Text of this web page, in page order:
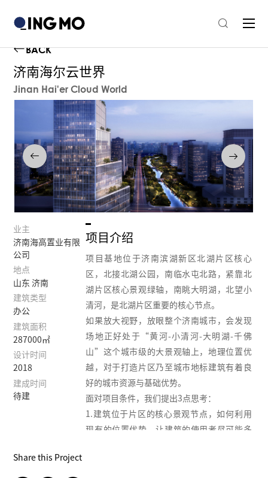
BACK
济南海尔云世界
Jinan Hai'er Cloud World
项目介绍
项目基地位于济南滨湖新区北湖片区核心
区，北接北湖公园，南临水屯北路，紧靠北
湖片区核心景观绿轴，南眺大明湖，北望小
清河，是北湖片区重要的核心节点。
如果放大视野，放眼整个济南城市，会发现
场地正好处于“黄河-小清河-大明湖-千佛
山”这个城市级的大景观轴上，地理位置优
越，对于打造片区乃至城市地标建筑有着良
好的城市资源与基础优势。
面对项目条件，我们提出3点思考：
1.建筑位于片区的核心景观节点，如何利用
现有的位置优势，让建筑的使用者尽可能多
业主
济南海高置业有限
公司
地点
山东 济南
建筑类型
办公
建筑面积
287000㎡
设计时间
2018
建成时间
待建
Share this Project